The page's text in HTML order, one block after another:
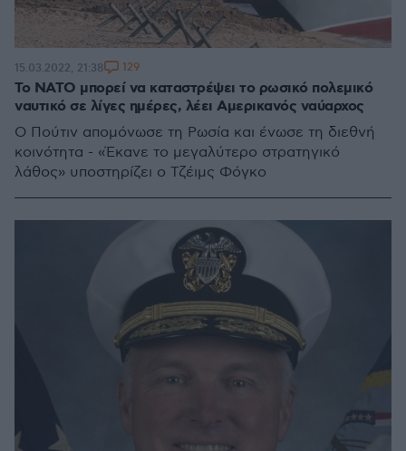
Το ΝΑΤΟ μπορεί να καταστρέψει το ρωσικό πολεμικό
ναυτικό σε λίγες ημέρες, λέει Αμερικανός ναύαρχος
Ο Πούτιν απομόνωσε τη Ρωσία και ένωσε τη διεθνή
κοινότητα - «Έκανε το μεγαλύτερο στρατηγικό
λάθος» υποστηρίζει ο Τζέιμς Φόγκο
15.03.2022, 21:38 129